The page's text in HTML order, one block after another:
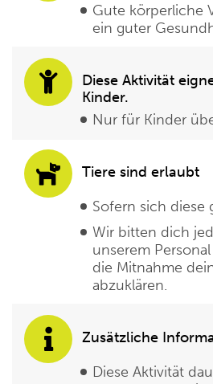
Gute körperliche
ein guter
Diese Aktivität
Kinder.
Nur für Kinder
Tiere sind erlaubt
Sofern sich diese
Wir bitten dich
unserem
die Mitnahme
abzuklären.
Zusätzliche
Diese Aktivität